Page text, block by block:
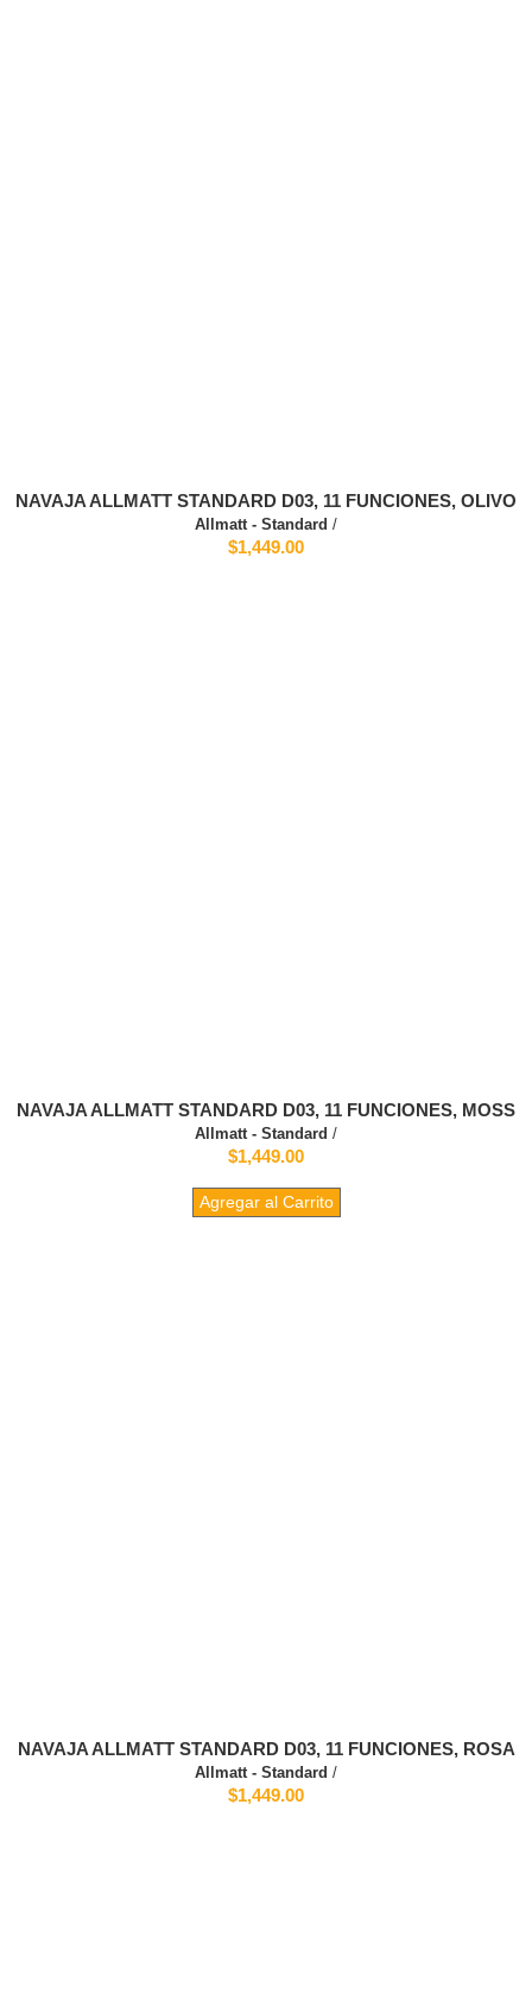
NAVAJA ALLMATT STANDARD D03, 11 FUNCIONES, OLIVO
Allmatt - Standard /
$1,449.00
NAVAJA ALLMATT STANDARD D03, 11 FUNCIONES, MOSS
Allmatt - Standard /
$1,449.00
Agregar al Carrito
NAVAJA ALLMATT STANDARD D03, 11 FUNCIONES, ROSA
Allmatt - Standard /
$1,449.00